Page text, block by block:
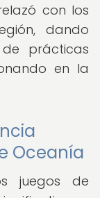
con los
dando
prácticas
en la
Oceanía
juegos de